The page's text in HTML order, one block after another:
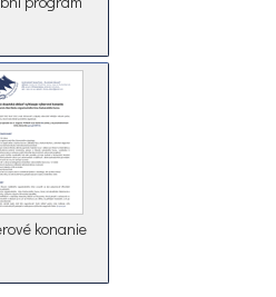
konanie